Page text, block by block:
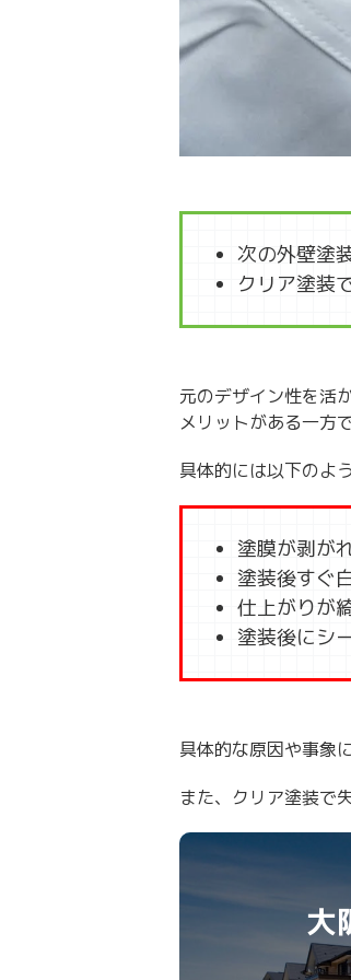
次の外壁塗
クリア塗装
元のデザイン性を活
メリットがある一方
具体的には以下のよ
塗膜が剥が
塗装後すぐ
仕上がりが
塗装後にシ
具体的な原因や事象
また、クリア塗装で
大